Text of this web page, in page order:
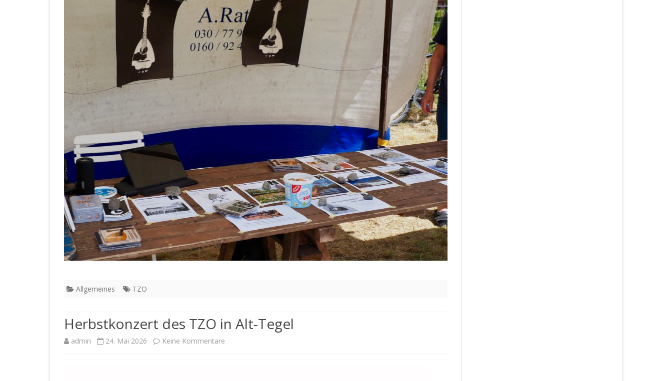
Allgemeines TZO
Herbstkonzert des TZO in Alt-Tegel
admin 24. Mai 2026 Keine Kommentare